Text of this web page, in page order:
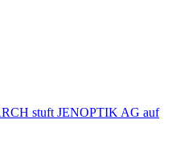
stuft JENOPTIK AG auf